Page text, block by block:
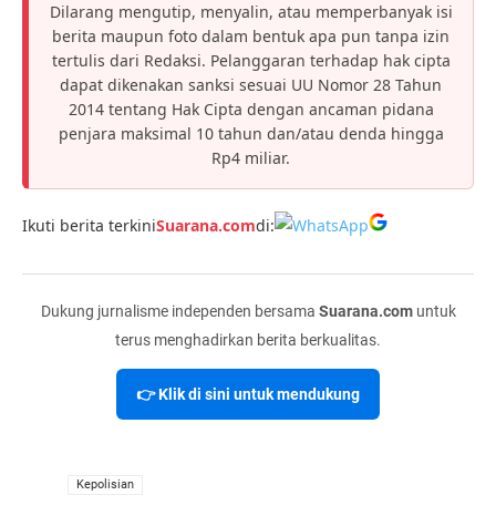
Dilarang mengutip, menyalin, atau memperbanyak isi
berita maupun foto dalam bentuk apa pun tanpa izin
tertulis dari Redaksi. Pelanggaran terhadap hak cipta
dapat dikenakan sanksi sesuai UU Nomor 28 Tahun
2014 tentang Hak Cipta dengan ancaman pidana
penjara maksimal 10 tahun dan/atau denda hingga
Rp4 miliar.
Ikuti berita terkiniSuarana.comdi:
Dukung jurnalisme independen bersama Suarana.comuntuk
terus menghadirkan berita berkualitas.
👉 Klik di sini untuk mendukung
Kepolisian